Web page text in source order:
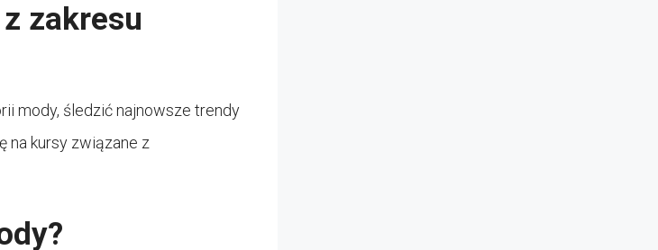
zakresu
mody, śledzić najnowsze trendy
na kursy związane z